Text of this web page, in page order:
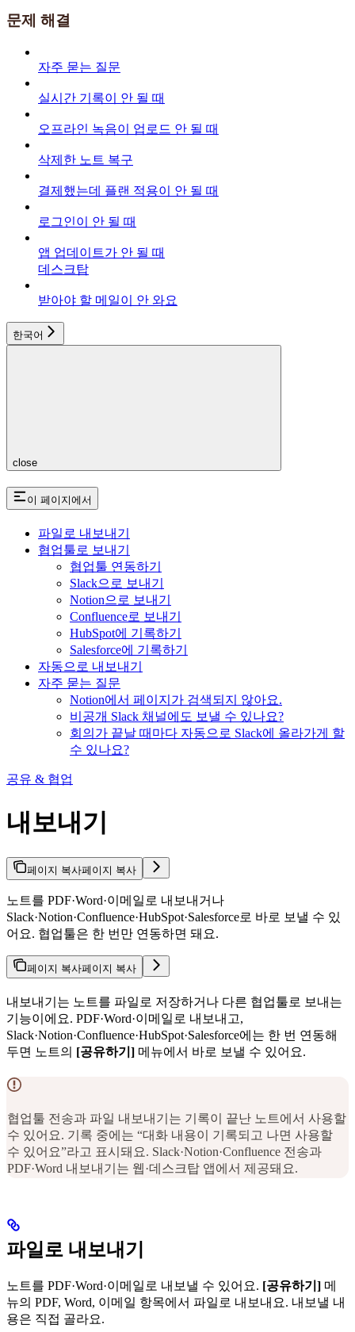
문제 해결
자주 묻는 질문
실시간 기록이 안 될 때
오프라인 녹음이 업로드 안 될 때
삭제한 노트 복구
결제했는데 플랜 적용이 안 될 때
로그인이 안 될 때
앱 업데이트가 안 될 때
데스크탑
받아야 할 메일이 안 와요
한국어
close
이 페이지에서
파일로 내보내기
협업툴로 보내기
협업툴 연동하기
Slack으로 보내기
Notion으로 보내기
Confluence로 보내기
HubSpot에 기록하기
Salesforce에 기록하기
자동으로 내보내기
자주 묻는 질문
Notion에서 페이지가 검색되지 않아요.
비공개 Slack 채널에도 보낼 수 있나요?
회의가 끝날 때마다 자동으로 Slack에 올라가게 할
수 있나요?
공유 & 협업
내보내기
페이지 복사페이지 복사
노트를 PDF·Word·이메일로 내보내거나
Slack·Notion·Confluence·HubSpot·Salesforce로 바로 보낼 수 있
어요. 협업툴은 한 번만 연동하면 돼요.
페이지 복사페이지 복사
내보내기는 노트를 파일로 저장하거나 다른 협업툴로 보내는
기능이에요. PDF·Word·이메일로 내보내고,
Slack·Notion·Confluence·HubSpot·Salesforce에는 한 번 연동해
두면 노트의 [공유하기] 메뉴에서 바로 보낼 수 있어요.
협업툴 전송과 파일 내보내기는 기록이 끝난 노트에서 사용할
수 있어요. 기록 중에는 “대화 내용이 기록되고 나면 사용할
수 있어요”라고 표시돼요. Slack·Notion·Confluence 전송과
PDF·Word 내보내기는 웹·데스크탑 앱에서 제공돼요.
파일로 내보내기
노트를 PDF·Word·이메일로 내보낼 수 있어요. [공유하기] 메
뉴의 PDF, Word, 이메일 항목에서 파일로 내보내요. 내보낼 내
용은 직접 골라요.